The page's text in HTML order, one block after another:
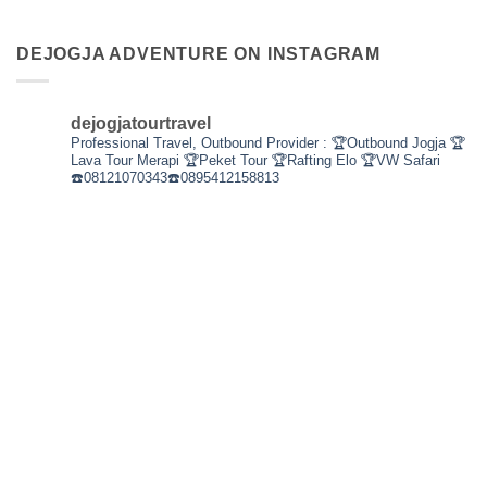
DEJOGJA ADVENTURE ON INSTAGRAM
dejogjatourtravel
Professional Travel, Outbound Provider : 🏆Outbound Jogja 🏆
Lava Tour Merapi 🏆Peket Tour 🏆Rafting Elo 🏆VW Safari
☎️08121070343☎️0895412158813